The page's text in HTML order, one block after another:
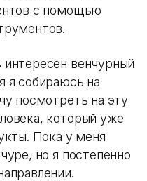
с помощью
венчурный
я собираюсь на
посмотреть на эту
который уже
Пока у меня
но я постепенно